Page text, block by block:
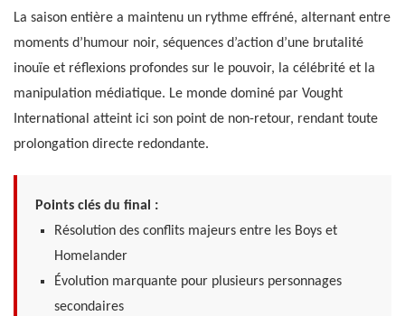
La saison entière a maintenu un rythme effréné, alternant entre
moments d’humour noir, séquences d’action d’une brutalité
inouïe et réflexions profondes sur le pouvoir, la célébrité et la
manipulation médiatique. Le monde dominé par Vought
International atteint ici son point de non-retour, rendant toute
prolongation directe redondante.
Points clés du final :
Résolution des conflits majeurs entre les Boys et
Homelander
Évolution marquante pour plusieurs personnages
secondaires